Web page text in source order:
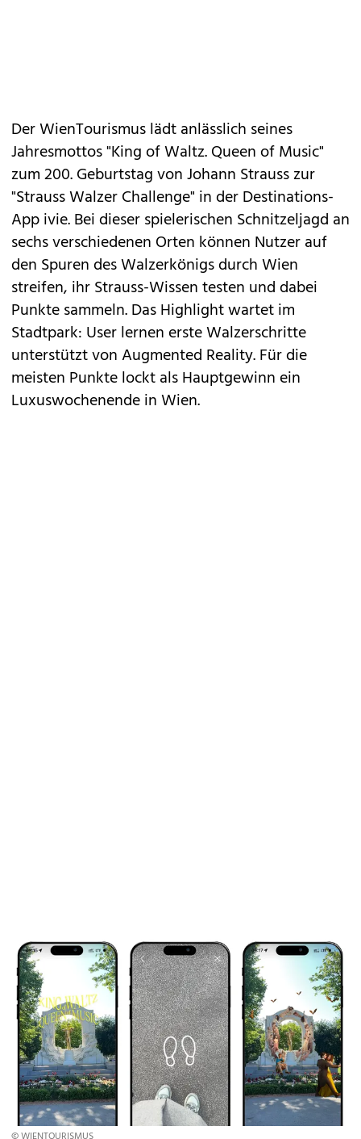
Der WienTourismus lädt anlässlich seines
Jahresmottos "King of Waltz. Queen of Music"
zum 200. Geburtstag von Johann Strauss zur
"Strauss Walzer Challenge" in der Destinations-
App ivie. Bei dieser spielerischen Schnitzeljagd an
sechs verschiedenen Orten können Nutzer auf
den Spuren des Walzerkönigs durch Wien
streifen, ihr Strauss-Wissen testen und dabei
Punkte sammeln. Das Highlight wartet im
Stadtpark: User lernen erste Walzerschritte
unterstützt von Augmented Reality. Für die
meisten Punkte lockt als Hauptgewinn ein
Luxuswochenende in Wien.